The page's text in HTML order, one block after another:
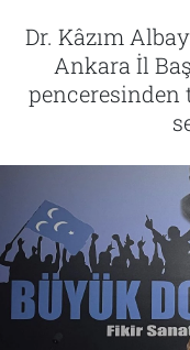
Dr. Kâzım
Ankara İl
penceresinden
Tarih
İletişim
Künye